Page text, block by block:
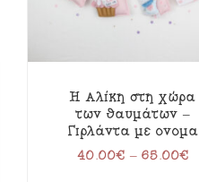
Η Αλίκη στη χώρα
των θαυμάτων –
Γιρλάντα με όνομα
40.00€ – 65.00€